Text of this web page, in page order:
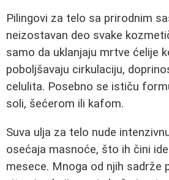
Pilingovi za telo sa prirodnim
neizostavan deo svake
samo da uklanjaju mrtve ćelije
poboljšavaju cirkulaciju,
celulita. Posebno se ističu
soli, šećerom ili kafom.
Suva ulja za telo nude
osećaja masnoće, što ih čini
mesece. Mnoga od njih sadrže